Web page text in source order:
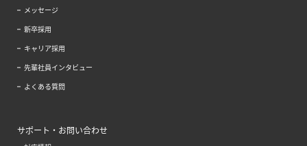
メッセージ
新卒採用
キャリア採用
先輩社員インタビュー
よくある質問
サポート・お問い合わせ